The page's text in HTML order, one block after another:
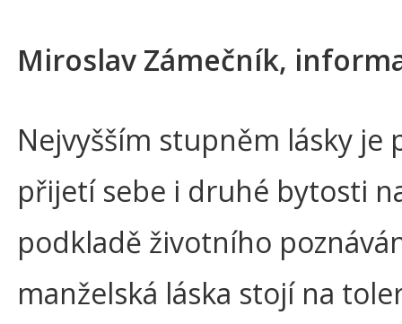
Miroslav Zámečník,
Nejvyšším stupněm lásky je
přijetí sebe i druhé bytosti
podkladě životního
manželská láska stojí na